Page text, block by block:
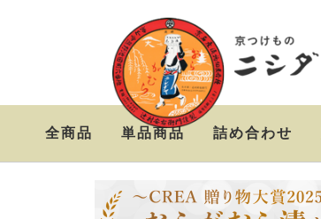
全商品 単品商品 詰め合わせ
セット
ット